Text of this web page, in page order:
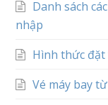
Danh sách
nhập
Hình thức đặt
Vé máy bay